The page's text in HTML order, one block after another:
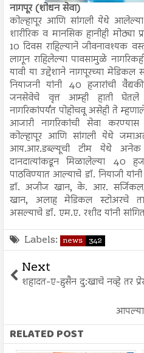
नागपूर (शोधन सेवा)
कोल्हापूर आणि सांगली येथे
शारीरिक व मानसिक हानीही
10 दिवस राहिल्याने जीवनावश्यक
लागून राहिलेल्या पावसामुळे
यावी या उद्देशाने नागपूरच्या मेडिकल
नियाजनी यांनी 40 हजारांची
जनसेवेचे वृत्त आम्ही हाती घेतले
नागरिकांपर्यंत पोहोचवू असेही ते
आजारी नागरिकांची सेवा
कोल्हापूर आणि सांगली येथे
आय.आर.डब्ल्यूची टीम येथे
दानदात्यांकडून मिळालेल्या 40
पाठविण्यात आल्याचे डॉ. नियाजी
डॉ. अजीज खान, के. आर. सर्जिकल,
खान, अलाह मेडिकल स्टोअरचे
असल्याचे डॉ. एम.ए. रशीद यांनी
Labels: news 342
Next
शहादत-ए-हुसैन दु:खाचे नव्हे तर
आपल्या
RELATED POST